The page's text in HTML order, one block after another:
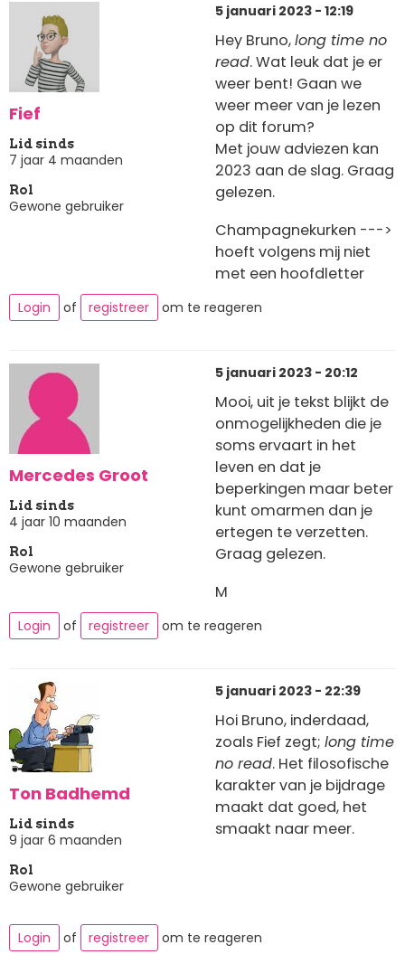
Fief
Lid sinds
7 jaar 4 maanden
Rol
Gewone gebruiker
5 januari 2023 - 12:19
Hey Bruno,long time no
read. Wat leuk dat je er
weer bent! Gaan we
weer meer van je lezen
op dit forum?
Met jouw adviezen kan
2023 aan de slag. Graag
gelezen.
Champagnekurken --->
hoeft volgens mij niet
met een hoofdletter
Login of registreer om te reageren
Mercedes Groot
Lid sinds
4 jaar 10 maanden
Rol
Gewone gebruiker
5 januari 2023 - 20:12
Mooi, uit je tekst blijkt de
onmogelijkheden die je
soms ervaart in het
leven en dat je
beperkingen maar beter
kunt omarmen dan je
ertegen te verzetten.
Graag gelezen.
M
Login of registreer om te reageren
Ton Badhemd
Lid sinds
9 jaar 6 maanden
Rol
Gewone gebruiker
5 januari 2023 - 22:39
Hoi Bruno, inderdaad,
zoals Fief zegt; long time
no read. Het filosofische
karakter van je bijdrage
maakt dat goed, het
smaakt naar meer.
Login of registreer om te reageren